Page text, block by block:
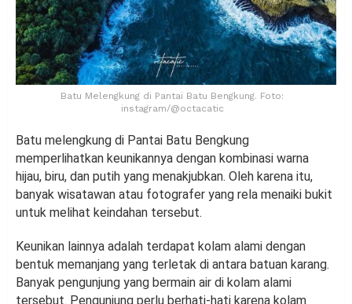
Batu Melengkung di Pantai Batu Bengkung. Foto:
instagram/@octacatic
Batu melengkung di Pantai Batu Bengkung
memperlihatkan keunikannya dengan kombinasi warna
hijau, biru, dan putih yang menakjubkan. Oleh karena itu,
banyak wisatawan atau fotografer yang rela menaiki bukit
untuk melihat keindahan tersebut.
Keunikan lainnya adalah terdapat kolam alami dengan
bentuk memanjang yang terletak di antara batuan karang.
Banyak pengunjung yang bermain air di kolam alami
tersebut. Pengunjung perlu berhati-hati karena kolam